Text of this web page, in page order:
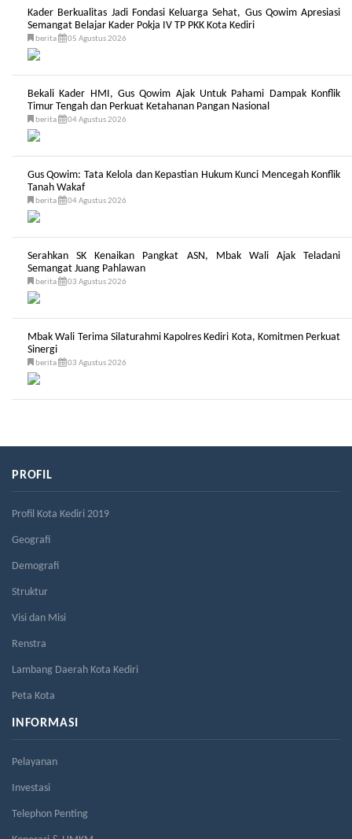
Kader Berkualitas Jadi Fondasi Keluarga Sehat, Gus Qowim Apresiasi
Semangat Belajar Kader Pokja IV TP PKK Kota Kediri
berita 05 Agustus 2026
Bekali Kader HMI, Gus Qowim Ajak Untuk Pahami Dampak Konflik
Timur Tengah dan Perkuat Ketahanan Pangan Nasional
berita 04 Agustus 2026
Gus Qowim: Tata Kelola dan Kepastian Hukum Kunci Mencegah Konflik
Tanah Wakaf
berita 04 Agustus 2026
Serahkan SK Kenaikan Pangkat ASN, Mbak Wali Ajak Teladani
Semangat Juang Pahlawan
berita 03 Agustus 2026
Mbak Wali Terima Silaturahmi Kapolres Kediri Kota, Komitmen Perkuat
Sinergi
berita 03 Agustus 2026
PROFIL
Profil Kota Kediri 2019
Geografi
Demografi
Struktur
Visi dan Misi
Renstra
Lambang Daerah Kota Kediri
Peta Kota
INFORMASI
Pelayanan
Investasi
Telephon Penting